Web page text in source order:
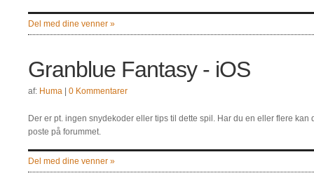
Del med dine venner »
Granblue Fantasy - iOS
af: Huma 0 Kommentarer
Der er pt. ingen snydekoder eller tips til dette spil. Har du en eller flere
poste på forummet.
Del med dine venner »